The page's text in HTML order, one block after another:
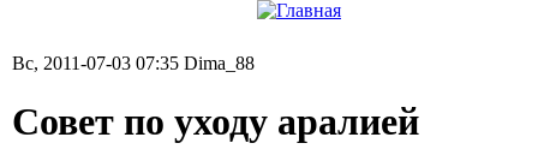
Вс, 2011-07-03 07:35 Dima_88
Совет по уходу аралией